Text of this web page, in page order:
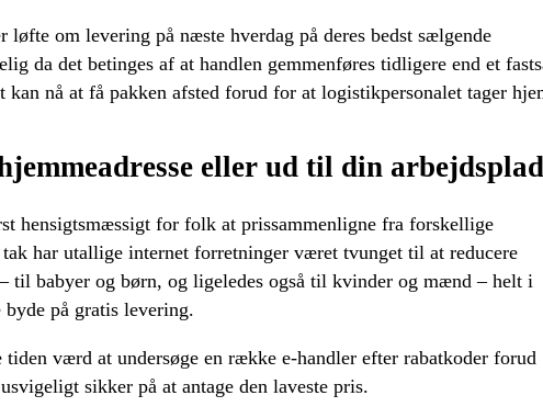
løfte om levering på næste hverdag på deres bedst sælgende
da det betinges af at handlen gemmenføres tidligere end et
kan nå at få pakken afsted forud for at logistikpersonalet tager
eller ud til din
hensigtsmæssigt for folk at prissammenligne fra forskellige
har utallige internet forretninger været tvunget til at reducere
til babyer og børn, og ligeledes også til kvinder og mænd – helt i
byde på gratis levering.
værd at undersøge en række e-handler efter rabatkoder forud
sikker på at antage den laveste pris.